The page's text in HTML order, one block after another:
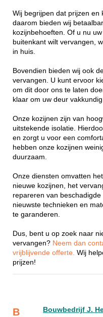
Wij begrijpen dat prijzen en
daarom bieden wij
kozijnbehoeften. Of u nu
buitenkant wilt vervangen,
in huis.
Bovendien bieden wij ook
vervangen. U kunt ervoor
om dit door ons te laten
klaar om uw deur vakkundig
Onze kozijnen zijn van
uitstekende isolatie.
en zorgt u voor een
hebben onze kozijnen
duurzaam.
Onze diensten omvatten
nieuwe kozijnen, het
repareren van
nieuwste technieken en
te garanderen.
Dus, bent u op zoek naar
vervangen? Neem dan
vrijblijvende offerte. Wij
prijzen!
B Bouwbedrijf J.